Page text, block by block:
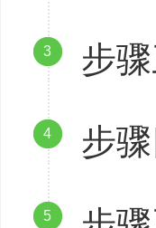
3 步
4 步
5